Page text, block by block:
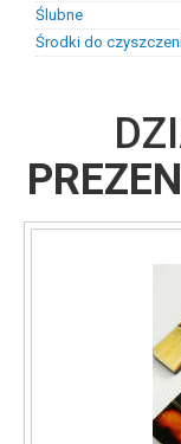
Ślubne
Biżuteria ślubna
Biżuteria ślubna
Suknie ślubne z
Środki do